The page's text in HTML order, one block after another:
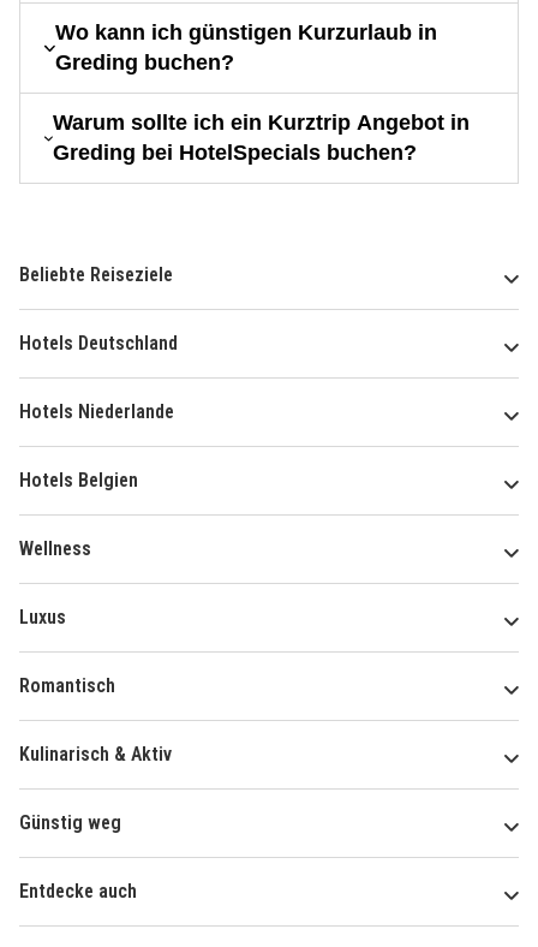
Wo kann ich günstigen Kurzurlaub in
Greding buchen?
Warum sollte ich ein Kurztrip Angebot in
Greding bei HotelSpecials buchen?
Beliebte Reiseziele
Hotels Deutschland
Hotels Niederlande
Hotels Belgien
Wellness
Luxus
Romantisch
Kulinarisch & Aktiv
Günstig weg
Entdecke auch